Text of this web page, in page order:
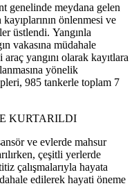
genelinde meydana gelen
önlenmesi ve
üstlendi. Yangınla
vakasına müdahale
yangını olarak kayıtlara
yönelik
985 tankerle toplam 7
KURTARILDI
ve evlerde mahsur
çeşitli yerlerde
çalışmalarıyla hayata
edilerek hayati öneme